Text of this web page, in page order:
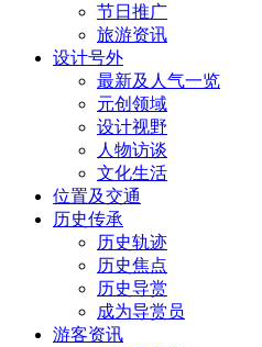
节日推广
旅游资讯
设计号外
最新及人气一览
元创领域
设计视野
人物访谈
文化生活
位置及交通
历史传承
历史轨迹
历史焦点
历史导赏
成为导赏员
游客资讯